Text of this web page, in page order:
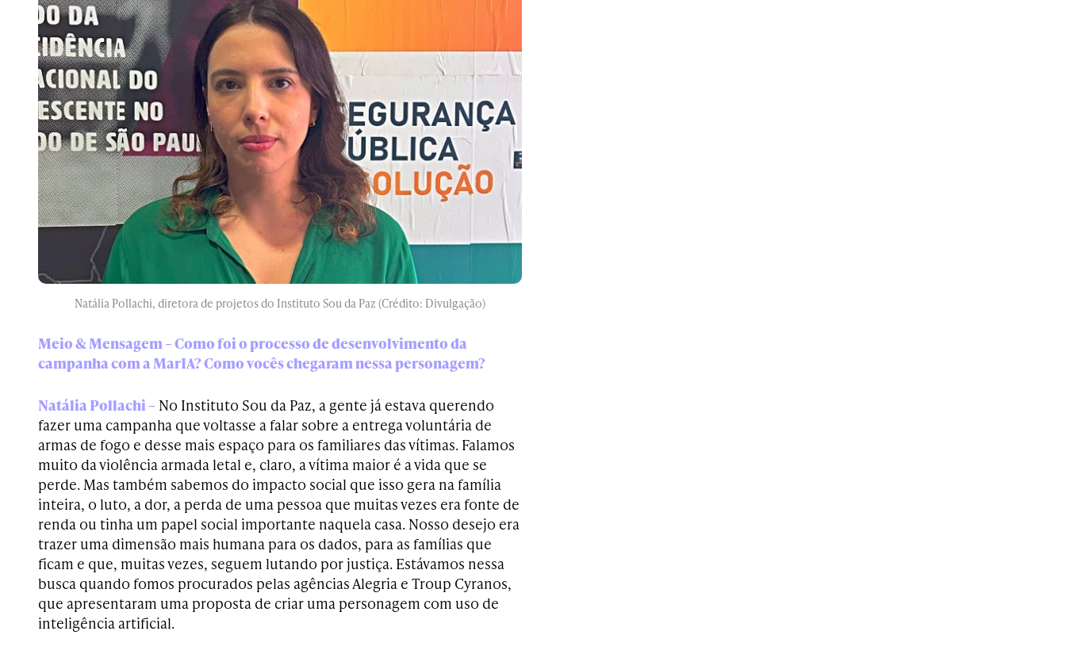
Natália Pollachi, diretora de projetos do Instituto Sou da Paz (Crédito: Divulgação)
Meio & Mensagem – Como foi o processo de desenvolvimento da
campanha com a MarIA? Como vocês chegaram nessa personagem?
Natália Pollachi – No Instituto Sou da Paz, a gente já estava querendo
fazer uma campanha que voltasse a falar sobre a entrega voluntária de
armas de fogo e desse mais espaço para os familiares das vítimas. Falamos
muito da violência armada letal e, claro, a vítima maior é a vida que se
perde. Mas também sabemos do impacto social que isso gera na família
inteira, o luto, a dor, a perda de uma pessoa que muitas vezes era fonte de
renda ou tinha um papel social importante naquela casa. Nosso desejo era
trazer uma dimensão mais humana para os dados, para as famílias que
ficam e que, muitas vezes, seguem lutando por justiça. Estávamos nessa
busca quando fomos procurados pelas agências Alegria e Troup Cyranos,
que apresentaram uma proposta de criar uma personagem com uso de
inteligência artificial.